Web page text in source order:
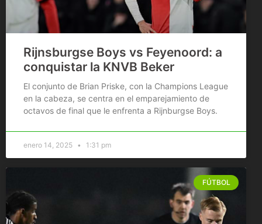
Rijnsburgse Boys vs Feyenoord: a
conquistar la KNVB Beker
El conjunto de Brian Priske, con la Champions League
en la cabeza, se centra en el emparejamiento de
octavos de final que le enfrenta a Rijnburgse Boys.
enero 14, 2025 1:31 pm
FÚTBOL